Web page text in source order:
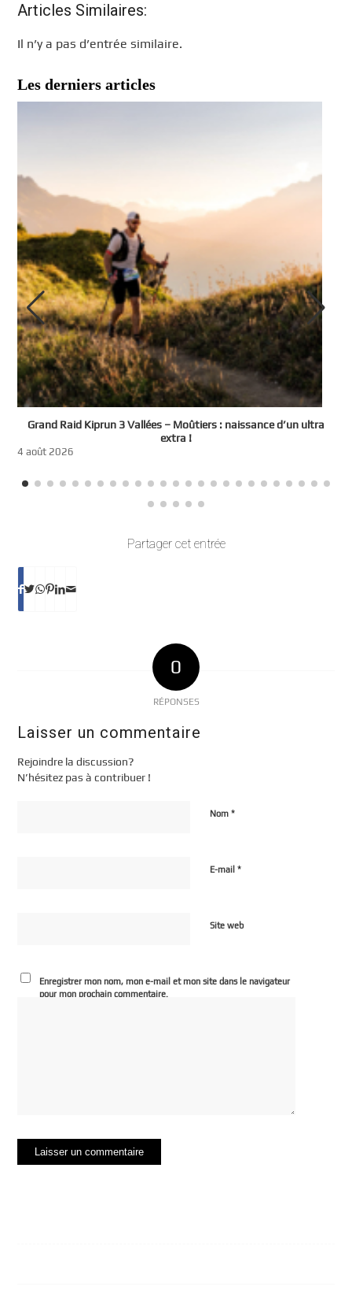
Articles Similaires:
Il n’y a pas d’entrée similaire.
Les derniers articles
Grand Raid Kiprun 3 Vallées – Moûtiers : naissance d’un ultra
extra !
4 août 2026
Partager cet entrée
0
RÉPONSES
Laisser un commentaire
Rejoindre la discussion?
N’hésitez pas à contribuer !
Nom*
E-mail*
Site web
Enregistrer mon nom, mon e-mail et mon site dans le navigateur
pour mon prochain commentaire.